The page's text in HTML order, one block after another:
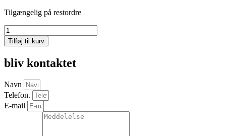
Tilgængelig på restordre
Honda
HRX537
VY
cm
opsamling/bioklip
antal
Tilføj til kurv
bliv kontaktet
Navn
Telefon.
E-mail